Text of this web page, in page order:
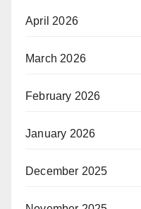
April 2026
March 2026
February 2026
January 2026
December 2025